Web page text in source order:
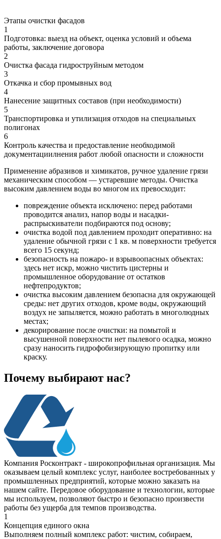
Этапы очистки фасадов
1
Подготовка: выезд на объект, оценка условий и объема
работы, заключение договора
2
Очистка фасада гидроструйным методом
3
Откачка и сбор промывных вод
4
Нанесение защитных составов (при необходимости)
5
Транспортировка и утилизация отходов на специальных
полигонах
6
Контроль качества и предоставление необходимой
документациилнения работ любой опасности и сложности
Применение абразивов и химикатов, ручное удаление грязи
механическим способом — устаревшие методы. Очистка
высоким давлением воды во многом их превосходит:
повреждение объекта исключено: перед работами
проводится анализ, напор воды и насадки-
распрыскиватели подбираются под основу;
очистка водой под давлением проходит оперативно: на
удаление обычной грязи с 1 кв. м поверхности требуется
всего 15 секунд;
безопасность на пожаро- и взрывоопасных объектах:
здесь нет искр, можно чистить цистерны и
промышленное оборудование от остатков
нефтепродуктов;
очистка высоким давлением безопасна для окружающей
среды: нет других отходов, кроме воды, окружающий
воздух не запыляется, можно работать в многолюдных
местах;
декорирование после очистки: на помытой и
высушенной поверхности нет пылевого осадка, можно
сразу наносить гидрофобизирующую пропитку или
краску.
Почему выбирают нас?
Компания Росконтракт - широкопрофильная организация. Мы
оказываем целый комплекс услуг, наиболее востребованных у
промышленных предприятий, которые можно заказать на
нашем сайте. Передовое оборудование и технологии, которые
мы используем, позволяют быстро и безопасно произвести
работы без ущерба для темпов производства.
1
Концепция единого окна
Выполняем полный комплекс работ: чистим, собираем,